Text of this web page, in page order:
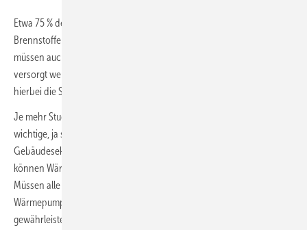
Etwa 75 % der Wohnfläche werden heute noch mit fossilen
Brennstoffen beheizt. In den kommenden zwei bis drei Jahrzehnten
müssen auch diese Wohnungen vollständig durch CO
versorgt werden. Die Wärmepumpe ist neben CO
hierbei die Schlüsseltechnologie.
Je mehr Studien, Szenarien und Prognosen der Wärmepumpe eine
wichtige, ja sogar entscheidende Rolle für die Dekarbonisierung des
Gebäudesektors zuschreiben, desto öfter kommen die Fragen: Wie
können Wärmepumpen überhaupt im Bestand eingesetzt werden?
Müssen alle Bestandsgebäude zuerst umfänglich saniert werden? Sind
Wärmepumpen in der Lage, die hohen Vorlauftemperaturen zu
gewährleisten? Können Wärmepumpen im Bestand überhaupt